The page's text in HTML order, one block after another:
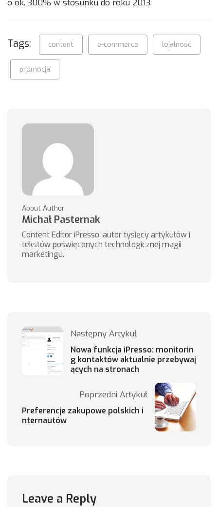
o ok. 300% w stosunku do roku 2013.
Tags: content e-commerce lojalność
promocja
About Author
Michał Pasternak
Content Editor iPresso, autor tysięcy artykułów i
tekstów poświęconych technologicznej magii
marketingu.
Następny Artykuł
Nowa funkcja iPresso: monitorin
g kontaktów aktualnie przebywaj
ących na stronach
Poprzedni Artykuł
Preferencje zakupowe polskich i
nternautów
Leave a Reply